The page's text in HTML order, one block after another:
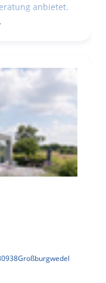
anbietet.
Großburgwedel